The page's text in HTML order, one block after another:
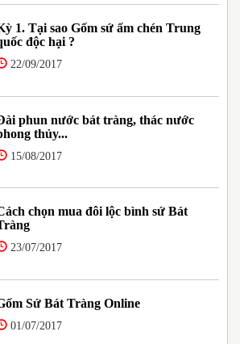
1. Tại sao Gốm sứ ấm chén Trung
độc hại ?
22/09/2017
phun nước bát tràng, thác nước
thủy...
15/08/2017
chọn mua đôi lộc bình sứ Bát
23/07/2017
Sứ Bát Tràng Online
01/07/2017